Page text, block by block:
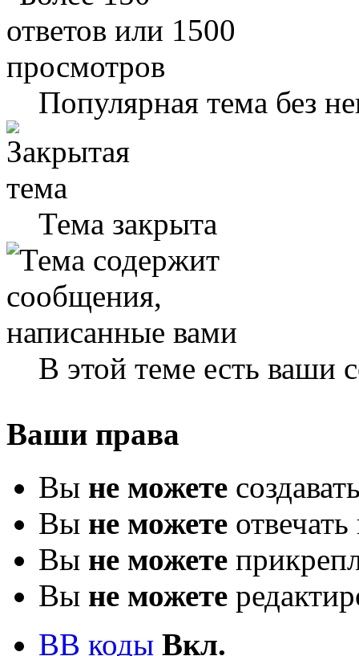
Популярная тема без
Тема закрыта
В этой теме есть ваши
Ваши права
Вы не можете
Вы не можете
Вы не можете
Вы не можете
BB коды Вкл.